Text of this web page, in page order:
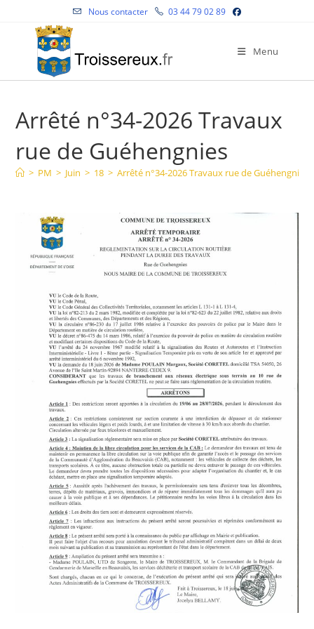
Nous contacter 03 44 79 02 89
Menu
Arrêté n°34-2026 Travaux
rue de Guéhengnies
> PM > Juin > 18 > Arrêté n°34-2026 Travaux rue de Guéhengnies